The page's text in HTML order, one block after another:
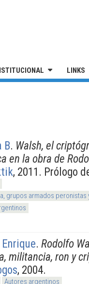
LINKS
B. Walsh, el
en la obra de
, 2011. Prólogo
grupos armados
. Rodolfo
militancia, ron y
, 2004.
Autores argentinos